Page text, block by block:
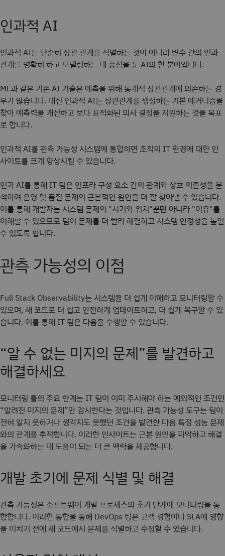
인과적 AI
인과적 AI는 단순히 상관 관계를 식별하는 것이 아니라 변수 간의 인과
관계를 명확히 하고 모델링하는 데 중점을 둔 AI의 한 분야입니다.
ML과 같은 기존 AI 기술은 예측을 위해 통계적 상관관계에 의존하는 경
우가 많습니다. 대신 인과적 AI는 상관관계를 생성하는 기본 메커니즘을
찾아 예측력을 개선하고 보다 표적화된 의사 결정을 지원하는 것을 목표
로 합니다.
인과적 AI를 관측 가능성 시스템에 통합하면 조직의 IT 환경에 대한 인
사이트를 크게 향상시킬 수 있습니다.
인과 AI를 통해 IT 팀은 인프라 구성 요소 간의 관계와 상호 의존성을 분
석하여 운영 및 품질 문제의 근본적인 원인을 더 잘 찾아낼 수 있습니다.
이를 통해 개발자는 시스템 문제의 "시기와 위치"뿐만 아니라 "이유"를
이해할 수 있으므로 팀이 문제를 더 빨리 해결하고 시스템 안정성을 높일
수 있도록 합니다.
관측 가능성의 이점
Full Stack Observability는 시스템을 더 쉽게 이해하고 모니터링할 수
있으며, 새 코드로 더 쉽고 안전하게 업데이트하고, 더 쉽게 복구할 수 있
습니다. 이를 통해 IT 팀은 다음을 수행할 수 있습니다.
“알 수 없는 미지의 문제”를 발견하고
해결하세요
모니터링 툴의 주요 한계는 IT 팀이 이미 주시해야 하는 예외적인 조건인
“알려진 미지의 문제”만 감시한다는 것입니다. 관측 가능성 도구는 팀이
전혀 알지 못하거나 생각지도 못했던 조건을 발견한 다음 특정 성능 문제
와의 관계를 추적합니다. 이러한 인사이트는 근본 원인을 파악하고 해결
을 가속화하는 데 도움이 되는 더 큰 맥락을 제공합니다.
개발 초기에 문제 식별 및 해결
관측 가능성은 소프트웨어 개발 프로세스의 초기 단계에 모니터링을 통
합합니다. 이러한 통합을 통해 DevOps 팀은 고객 경험이나 SLA에 영향
을 미치기 전에 새 코드에서 문제를 식별하고 수정할 수 있습니다.